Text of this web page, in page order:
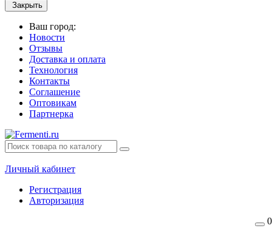
Закрыть
Ваш город:
Новости
Отзывы
Доставка и оплата
Технология
Контакты
Соглашение
Оптовикам
Партнерка
Личный кабинет
Регистрация
Авторизация
0